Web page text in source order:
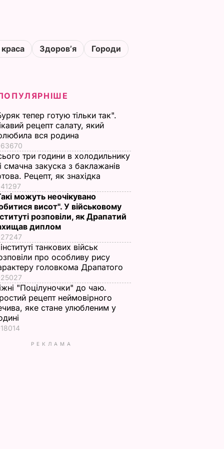
Здоровʼя Городи
тепер готую тільки так".
рецепт салату, який
вся родина
63670
три години в холодильнику
смачна закуска з баклажанів
Рецепт, як знахідка
41297
можуть неочікувано
висот". У військовому
розповіли, як Драпатий
диплом
27247
танкових військ
про особливу рису
головкома Драпатого
25027
"Поцілуночки" до чаю.
рецепт неймовірного
яке стане улюбленим у
18014
РЕКЛАМА